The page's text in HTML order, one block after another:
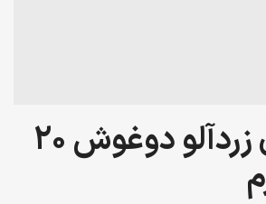
چای لاغری زردآلو دوغوش 20